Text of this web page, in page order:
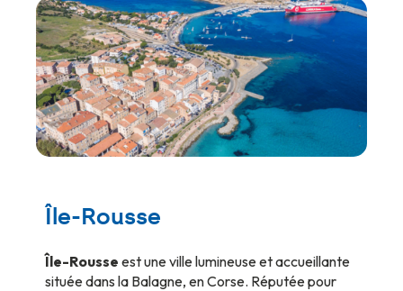
Île-Rousse
Île-Rousse est une ville lumineuse et accueillante
située dans la Balagne, en Corse. Réputée pour